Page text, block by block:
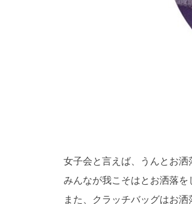
女子会と言えば、うんとお洒
みんなが我こそはとお洒落を
また、クラッチバッグはお洒